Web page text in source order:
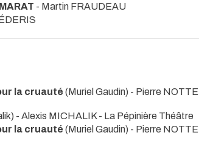
- Martin FRAUDEAU
la cruauté (Muriel Gaudin) - Pierre NOTTE
- Alexis MICHALIK- La Pépinière Théâtre
la cruauté (Muriel Gaudin) - Pierre NOTTE